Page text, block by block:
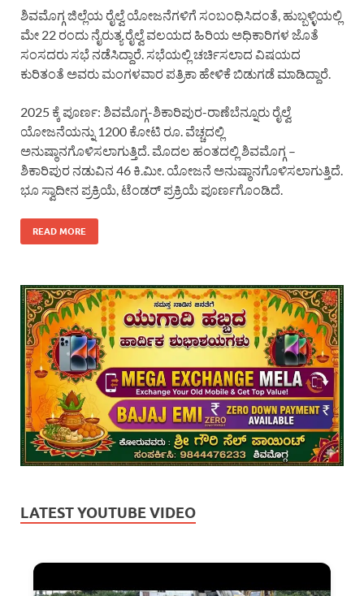
ಶಿವಮೊಗ್ಗ ಜಿಲ್ಲೆಯ ರೈಲ್ವೆ ಯೋಜನೆಗಳಿಗೆ ಸಂಬಂಧಿಸಿದಂತೆ, ಹುಬ್ಬಳ್ಳಿಯಲ್ಲಿ
ಮೇ 22 ರಂದು ನೈರುತ್ಯ ರೈಲ್ವೆ ವಲಯದ ಹಿರಿಯ ಅಧಿಕಾರಿಗಳ ಜೊತೆ
ಸಂಸದರು ಸಭೆ ನಡೆಸಿದ್ದಾರೆ. ಸಭೆಯಲ್ಲಿ ಚರ್ಚಿಸಲಾದ ವಿಷಯದ
ಕುರಿತಂತೆ ಅವರು ಮಂಗಳವಾರ ಪತ್ರಿಕಾ ಹೇಳಿಕೆ ಬಿಡುಗಡೆ ಮಾಡಿದ್ದಾರೆ.
2025 ಕ್ಕೆ ಪೂರ್ಣ: ಶಿವಮೊಗ್ಗ-ಶಿಕಾರಿಪುರ-ರಾಣೆಬೆನ್ನೂರು ರೈಲ್ವೆ
ಯೋಜನೆಯನ್ನು 1200 ಕೋಟಿ ರೂ. ವೆಚ್ಚದಲ್ಲಿ
ಅನುಷ್ಠಾನಗೊಳಿಸಲಾಗುತ್ತಿದೆ. ಮೊದಲ ಹಂತದಲ್ಲಿ ಶಿವಮೊಗ್ಗ –
ಶಿಕಾರಿಪುರ ನಡುವಿನ 46 ಕಿ.ಮೀ. ಯೋಜನೆ ಅನುಷ್ಠಾನಗೊಳಿಸಲಾಗುತ್ತಿದೆ.
ಭೂ ಸ್ವಾದೀನ ಪ್ರಕ್ರಿಯೆ, ಟೆಂಡರ್ ಪ್ರಕ್ರಿಯೆ ಪೂರ್ಣಗೊಂಡಿದೆ.
READ MORE
LATEST YOUTUBE VIDEO